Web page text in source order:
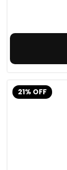
21% OFF